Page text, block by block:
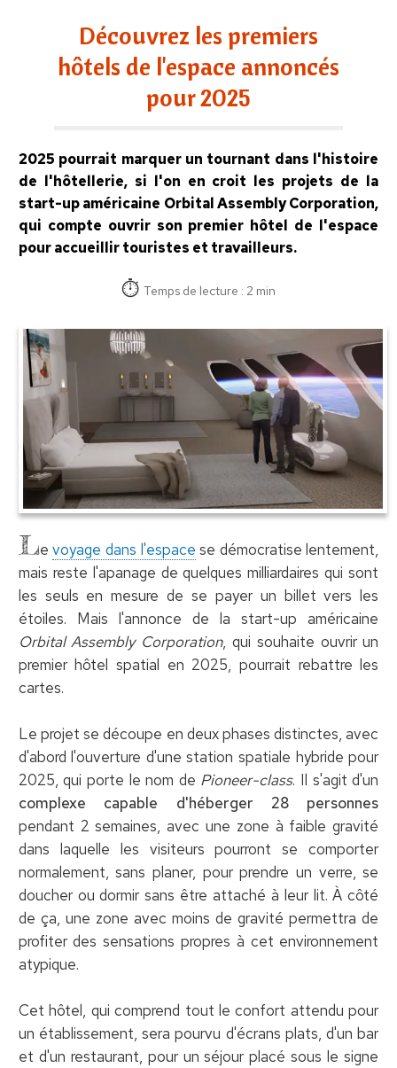
Découvrez les premiers
hôtels de l'espace annoncés
pour 2025
2025 pourrait marquer un tournant dans l'histoire
de l'hôtellerie, si l'on en croit les projets de la
start-up américaine Orbital Assembly Corporation,
qui compte ouvrir son premier hôtel de l'espace
pour accueillir touristes et travailleurs.
Temps de lecture : 2 min
Levoyage dans l'espace se démocratise lentement,
mais reste l'apanage de quelques milliardaires qui sont
les seuls en mesure de se payer un billet vers les
étoiles. Mais l'annonce de la start-up américaine
Orbital Assembly Corporation, qui souhaite ouvrir un
premier hôtel spatial en 2025, pourrait rebattre les
cartes.
Le projet se découpe en deux phases distinctes, avec
d'abord l'ouverture d'une station spatiale hybride pour
2025, qui porte le nom de Pioneer-class. Il s'agit d'un
complexe capable d'héberger 28 personnes
pendant 2 semaines, avec une zone à faible gravité
dans laquelle les visiteurs pourront se comporter
normalement, sans planer, pour prendre un verre, se
doucher ou dormir sans être attaché à leur lit. À côté
de ça, une zone avec moins de gravité permettra de
profiter des sensations propres à cet environnement
atypique.
Cet hôtel, qui comprend tout le confort attendu pour
un établissement, sera pourvu d'écrans plats, d'un bar
et d'un restaurant, pour un séjour placé sous le signe